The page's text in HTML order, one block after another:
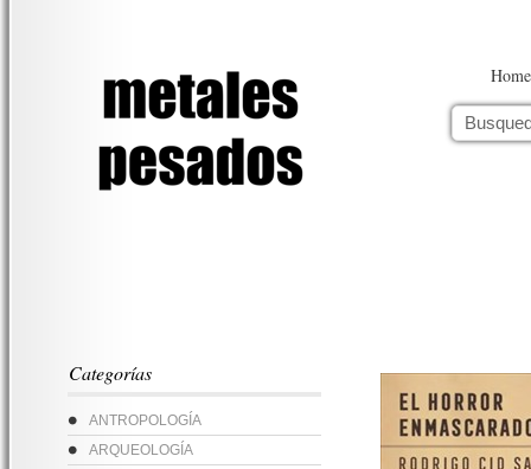
Home
Categorías
ANTROPOLOGÍA
ARQUEOLOGÍA